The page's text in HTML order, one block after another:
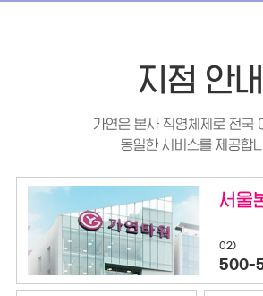
지점 안내
가연은 본사 직영체제로 전국
동일한 서비스를 제공합
서울
02)
500-